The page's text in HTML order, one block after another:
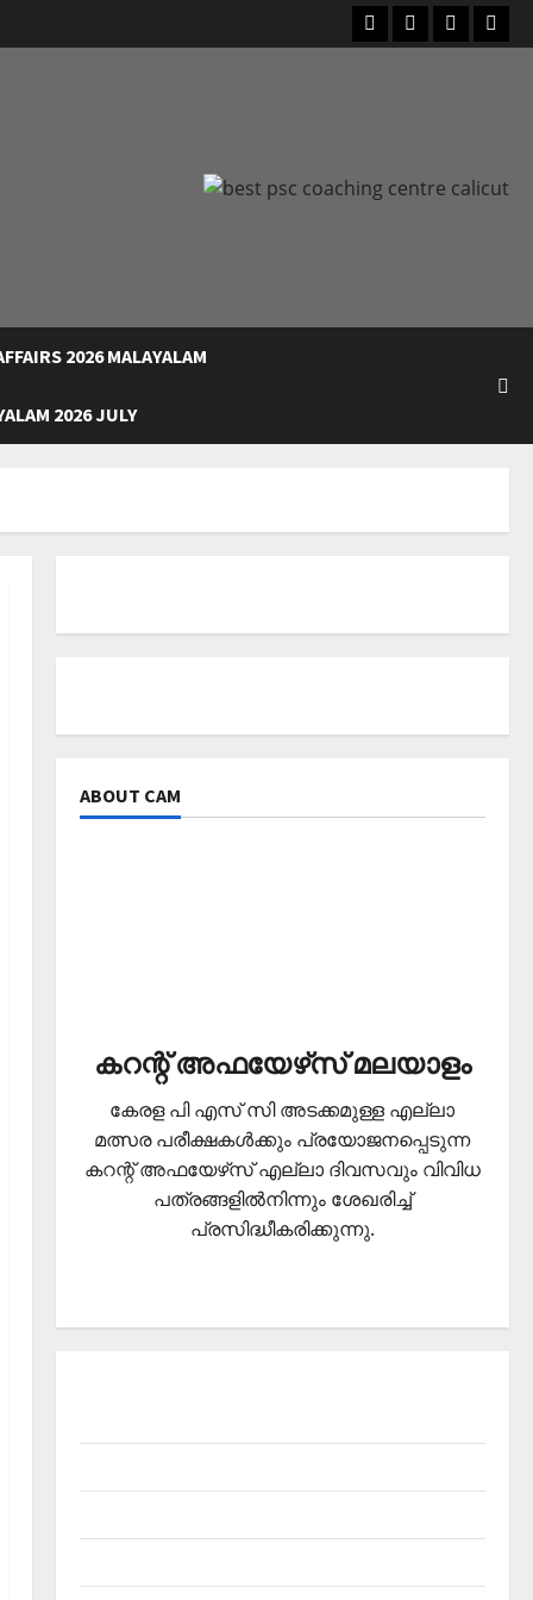
FacebookInstagram
Youtube
2026 MALAYALAM
2026 JULY
ABOUT CAM
കറന്റ് അഫയേഴ്‌സ് മലയാളം
കേരള പി എസ് സി അടക്കമുള്ള എല്ലാ
മത്സര പരീക്ഷകള്‍ക്കും പ്രയോജനപ്പെടുന്ന
കറന്റ് അഫയേഴ്‌സ് എല്ലാ ദിവസവും വിവിധ
പത്രങ്ങളില്‍നിന്നും ശേഖരിച്ച്
പ്രസിദ്ധീകരിക്കുന്നു.